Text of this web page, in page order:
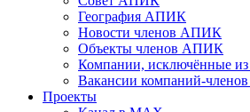
География АПИК
Новости членов АПИК
Объекты членов АПИК
Компании, исключённые
Вакансии компаний-
Проекты